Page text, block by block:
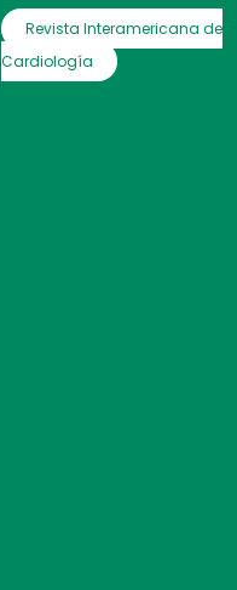
Revista Interamericana de
Cardiología